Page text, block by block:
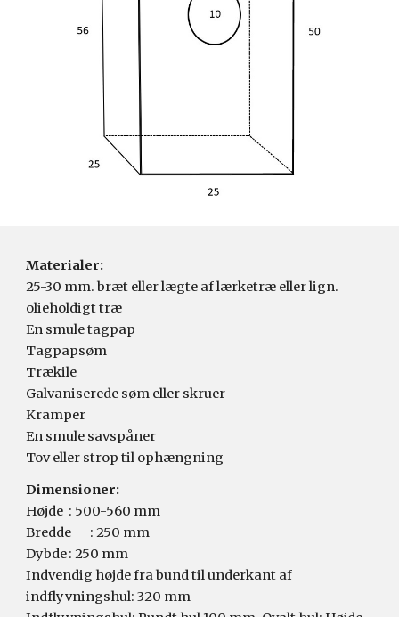
Materialer:
25-30 mm. bræt eller lægte af lærketræ eller lign.
olieholdigt træ
En smule tagpap
Tagpapsøm
Trækile
Galvaniserede søm eller skruer
Kramper
En smule savspåner
Tov eller strop til ophængning
Dimensioner:
Højde : 500-560 mm
Bredde
: 250 mm
Dybde: 250 mm
Indvendig højde fra bund til underkant af
indflyvningshul: 320 mm